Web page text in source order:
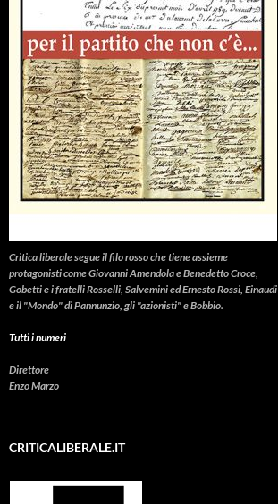
Critica liberalesegue il filo rosso che tiene assieme
protagonisti come Giovanni Amendola e Benedetto Croce,
Gobetti e i fratelli Rosselli, Salvemini ed Ernesto Rossi, Einaudi
e il "Mondo" di Pannunzio, gli "azionisti" e Bobbio.
Tutti i numeri
Direttore
Enzo Marzo
CRITICALIBERALE.IT